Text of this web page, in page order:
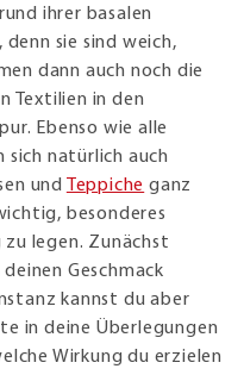
ihrer basalen
sie sind weich,
dann auch noch die
Textilien in den
Ebenso wie alle
sich natürlich auch
und Teppiche ganz
besonderes
legen. Zunächst
Geschmack
kannst du aber
in deine Überlegungen
Wirkung du erzielen